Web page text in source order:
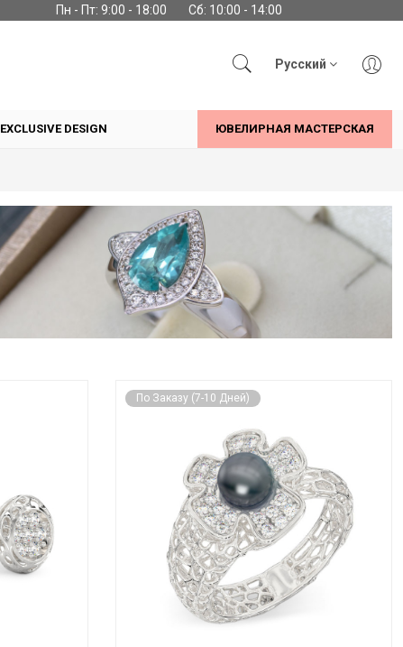
Пн - Пт: 9:00 - 18:00 Сб: 10:00 - 14:00
Русский
EXCLUSIVE DESIGN ЮВЕЛИРНАЯ МАСТЕРСКАЯ
По Заказу (7-10 Дней)